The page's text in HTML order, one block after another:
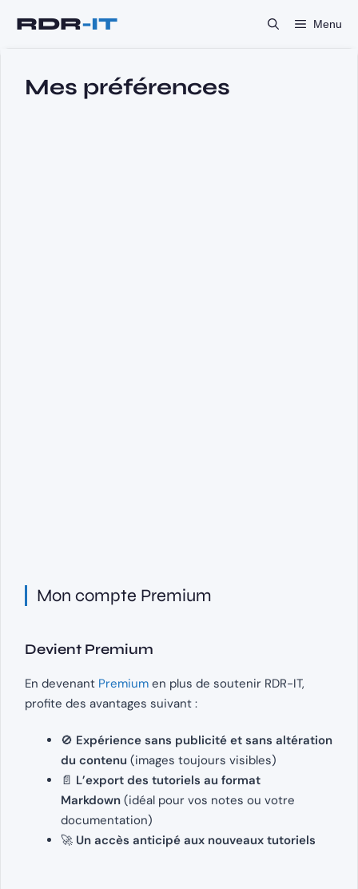
Menu
Mes préférences
Mon compte Premium
Devient Premium
En devenant Premium en plus de soutenir RDR-IT,
profite des avantages suivant :
🚫 Expérience sans publicité et sans altération
du contenu (images toujours visibles)
📄 L’export des tutoriels au format
Markdown (idéal pour vos notes ou votre
documentation)
🚀 Un accès anticipé aux nouveaux tutoriels